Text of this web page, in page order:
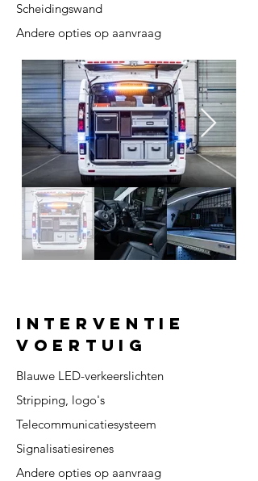
Scheidingswand
Andere opties op aanvraag
Interventie
voertuig
Blauwe LED-verkeerslichten
Stripping, logo's
Telecommunicatiesysteem
Signalisatiesirenes
Andere opties op aanvraag